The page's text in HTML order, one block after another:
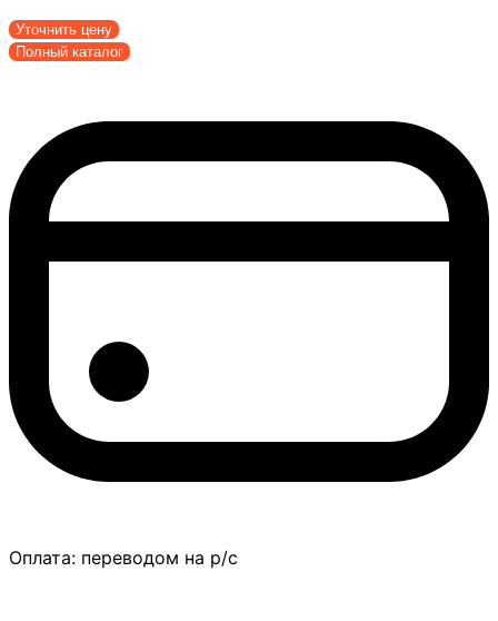
Уточнить цену
Полный каталог
Оплата: переводом на р/с